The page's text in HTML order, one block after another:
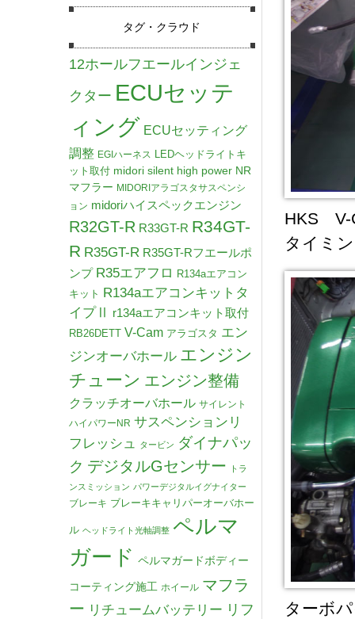
HKS V-
タイミ
ターボ
タグ・クラウド
12ホールフエールインジェ
クター ECUセッテ
ィング ECUセッティング
調整 EGIハーネス LEDヘッドライトキ
ット取付 midori silent high power NR
マフラー MIDORIアラゴスタサスペンシ
ョン midoriハイスペックエンジン
R32GT-R R33GT-R R34GT-
R R35GT-R R35GT-Rフエールポ
ンプ R35エアフロ R134aエアコン
キット R134aエアコンキットタ
イプⅡ
r134aエアコンキット取付
RB26DETT V-Cam アラゴスタ エン
ジンオーバホール エンジン
チューン エンジン整備
クラッチオーバホール サイレント
ハイパワーNR サスペンションリ
フレッシュ
タービン ダイナパッ
ク デジタルGセンサー
トラ
ンスミッション パワーデジタルイグナイター
ブレーキ ブレーキキャリパーオーバホー
ル ヘッドライト光軸調整 ペルマ
ガード ペルマガードボディー
コーティング施工 ホイール マフラ
ー リチュームバッテリー リフ